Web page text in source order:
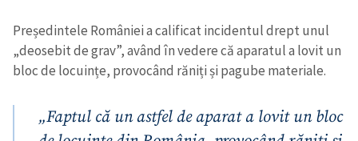
Președintele României a calificat incidentul drept unul
„deosebit de grav”, având în vedere că aparatul a lovit un
bloc de locuințe, provocând răniți și pagube materiale.
„Faptul că un astfel de aparat a lovit un bloc